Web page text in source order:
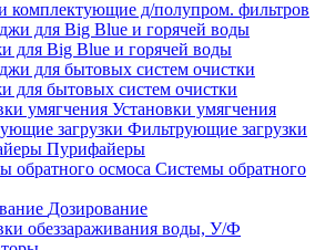
комплектующие д/полупром. фильтров
для Big Blue и горячей воды
для бытовых систем очистки
Установки умягчения
Фильтрующие загрузки
Пурифайеры
Системы обратного
Дозирование